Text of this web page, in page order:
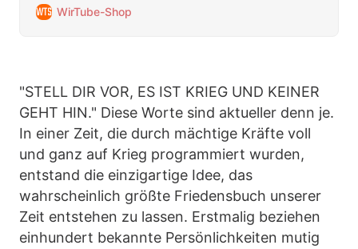
ganz auf Krieg programmiert wurden, entstand die einzigartige
WirTube-Shop
"STELL DIR VOR, ES IST KRIEG UND KEINER
GEHT HIN." Diese Worte sind aktueller denn je.
In einer Zeit, die durch mächtige Kräfte voll
und ganz auf Krieg programmiert wurden,
entstand die einzigartige Idee, das
wahrscheinlich größte Friedensbuch unserer
Zeit entstehen zu lassen. Erstmalig beziehen
einhundert bekannte Persönlichkeiten mutig